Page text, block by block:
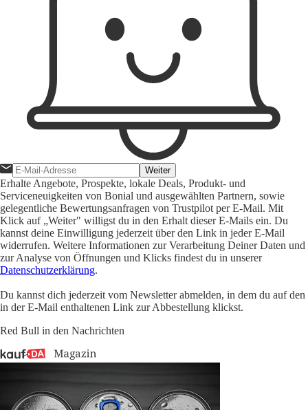
Weiter
Erhalte Angebote, Prospekte, lokale Deals, Produkt- und
Serviceneuigkeiten von Bonial und ausgewählten Partnern, sowie
gelegentliche Bewertungsanfragen von Trustpilot per E-Mail. Mit
Klick auf „Weiter" willigst du in den Erhalt dieser E-Mails ein. Du
kannst deine Einwilligung jederzeit über den Link in jeder E-Mail
widerrufen. Weitere Informationen zur Verarbeitung Deiner Daten und
zur Analyse von Öffnungen und Klicks findest du in unserer
Datenschutzerklärung.
Du kannst dich jederzeit vom Newsletter abmelden, in dem du auf den
in der E-Mail enthaltenen Link zur Abbestellung klickst.
Red Bull in den Nachrichten